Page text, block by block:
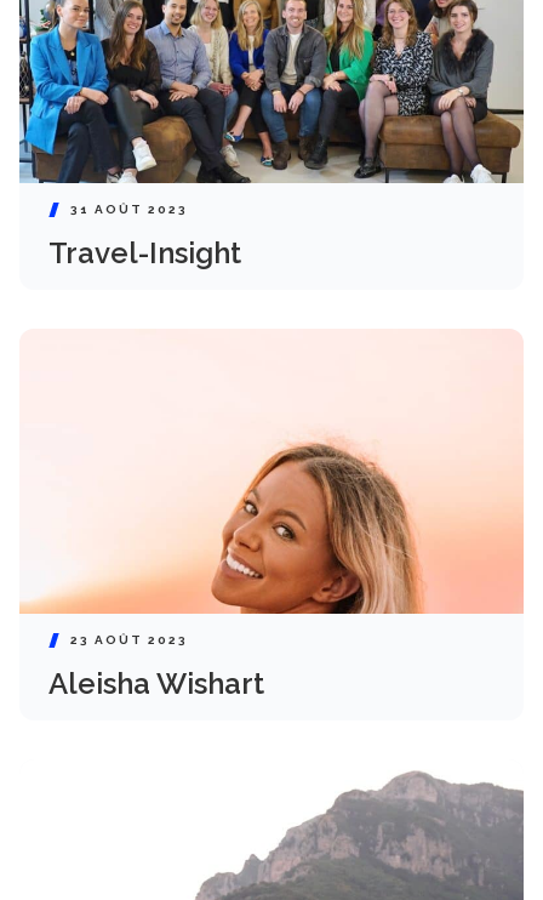
31 AOÛT 2023
Travel-Insight
23 AOÛT 2023
Aleisha Wishart